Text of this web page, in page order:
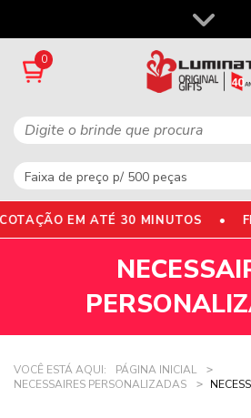
0
EM ATÉ 30 MINUTOS •
VOCÊ ESTÁ AQUI:
PÁGINA INICIAL
NECESSAIRES PERSONALIZADAS